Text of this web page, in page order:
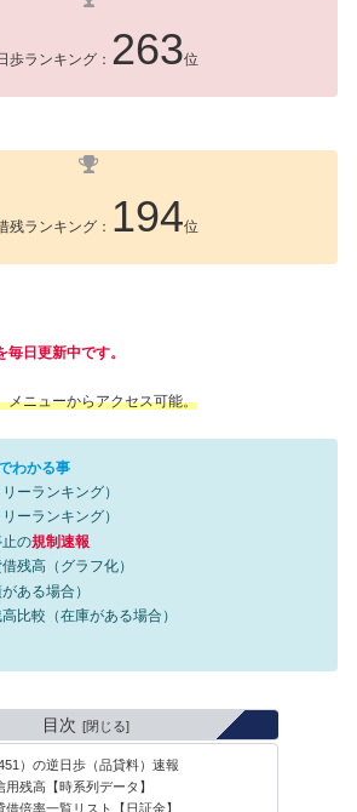
歩ランキング： 263位
残ランキング： 194位
日更新中です。
メニューからアクセス可能。
わかる事
リーランキング）
リーランキング）
の規制速報
残高（グラフ化）
ある場合）
比較（在庫がある場合）
目次
）の逆日歩（品貸料）速報
用残高【時系列データ】
借倍率一覧リスト【日証金】